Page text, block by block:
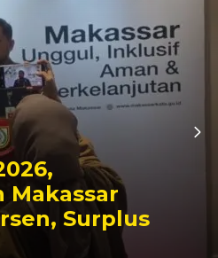
Ziarah ke
Maddukkelleng,
Komitmen
untuk Tanah